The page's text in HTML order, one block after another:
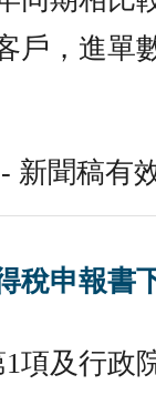
戶，進單
- 新聞稿有
稅申報書
項及行政